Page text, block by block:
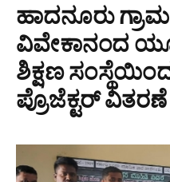
ಹಾದನೂರು
ವಿವೇಕಾನಂದ
ಶಿಕ್ಷಣ
ಪ್ರೊಜೆಕ್ಟರ್ ವಿತರಣೆ